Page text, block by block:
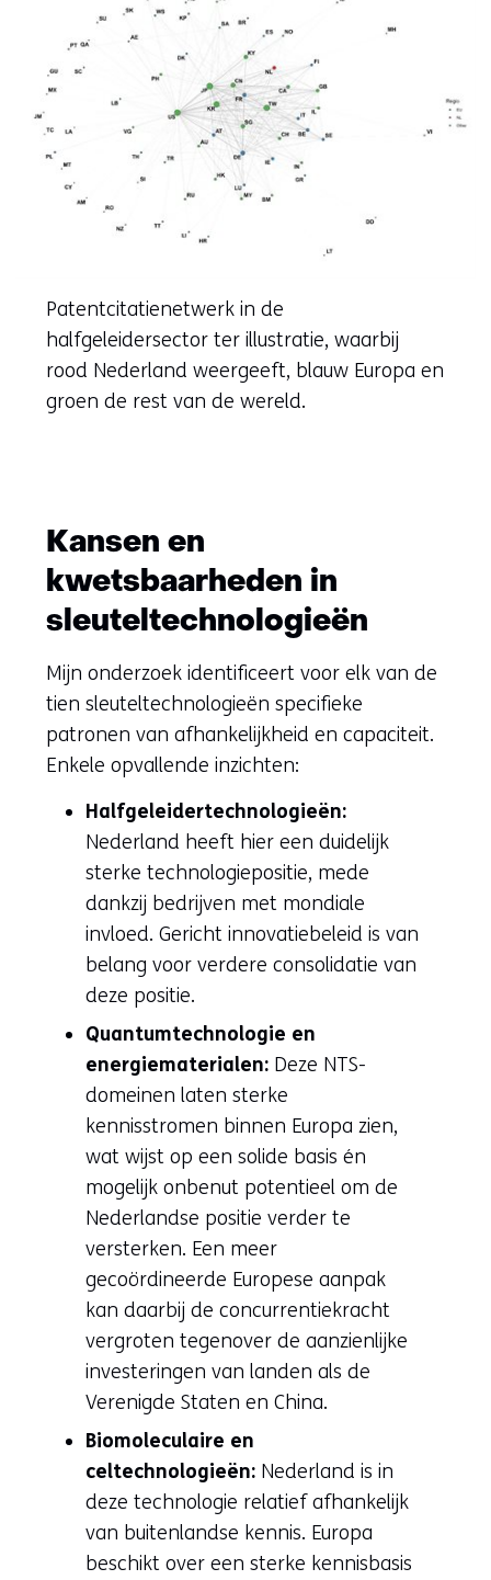
Patentcitatienetwerk in de
halfgeleidersector ter illustratie, waarbij
rood Nederland weergeeft, blauw Europa en
groen de rest van de wereld.
Kansen en
kwetsbaarheden in
sleuteltechnologieën
Mijn onderzoek identificeert voor elk van de
tien sleuteltechnologieën specifieke
patronen van afhankelijkheid en capaciteit.
Enkele opvallende inzichten:
Halfgeleidertechnologieën:
Nederland heeft hier een duidelijk
sterke technologiepositie, mede
dankzij bedrijven met mondiale
invloed. Gericht innovatiebeleid is van
belang voor verdere consolidatie van
deze positie.
Quantumtechnologie en
energiematerialen: Deze NTS-
domeinen laten sterke
kennisstromen binnen Europa zien,
wat wijst op een solide basis én
mogelijk onbenut potentieel om de
Nederlandse positie verder te
versterken. Een meer
gecoördineerde Europese aanpak
kan daarbij de concurrentiekracht
vergroten tegenover de aanzienlijke
investeringen van landen als de
Verenigde Staten en China.
Biomoleculaire en
celtechnologieën: Nederland is in
deze technologie relatief afhankelijk
van buitenlandse kennis. Europa
beschikt over een sterke kennisbasis